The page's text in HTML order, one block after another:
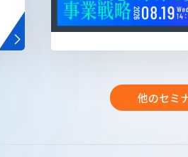
他のセミ